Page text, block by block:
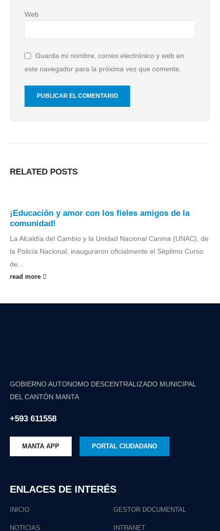
Web
Guarda mi nombre, correo electrónico y web en
este navegador para la próxima vez que comente.
RELATED POSTS
¡Educación y amor con los fieles amigos de la
comunidad!
La Alcaldía del Cambio y la Unidad Nacional Canina (UNAC), de
la Policía Nacional, inauguraron oficialmente el Séptimo Curso
de...
read more
GOBIERNO AUTONOMO DESCENTRALIZADO MUNICIPAL
DEL CANTÓN MANTA
+593 611558
MANTA APP PORTAL CIUDADANO
ENLACES DE INTERÉS
INICIO
NOTICIAS
GESTOR DOCUMENTAL
INTRANET